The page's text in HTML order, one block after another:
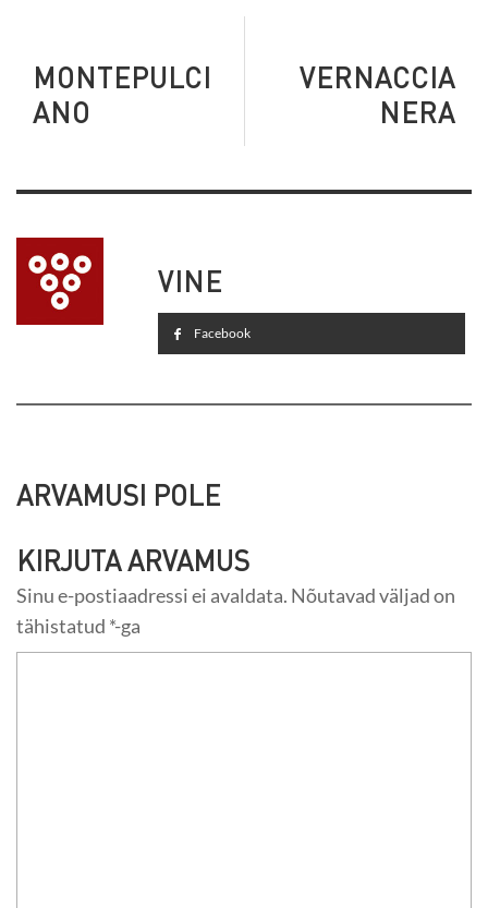
VERNACCIA
NERA
MONTEPULCI
ANO
VINE
Facebook
ARVAMUSI POLE
KIRJUTA ARVAMUS
Sinu e-postiaadressi ei avaldata. Nõutavad väljad on
tähistatud *-ga